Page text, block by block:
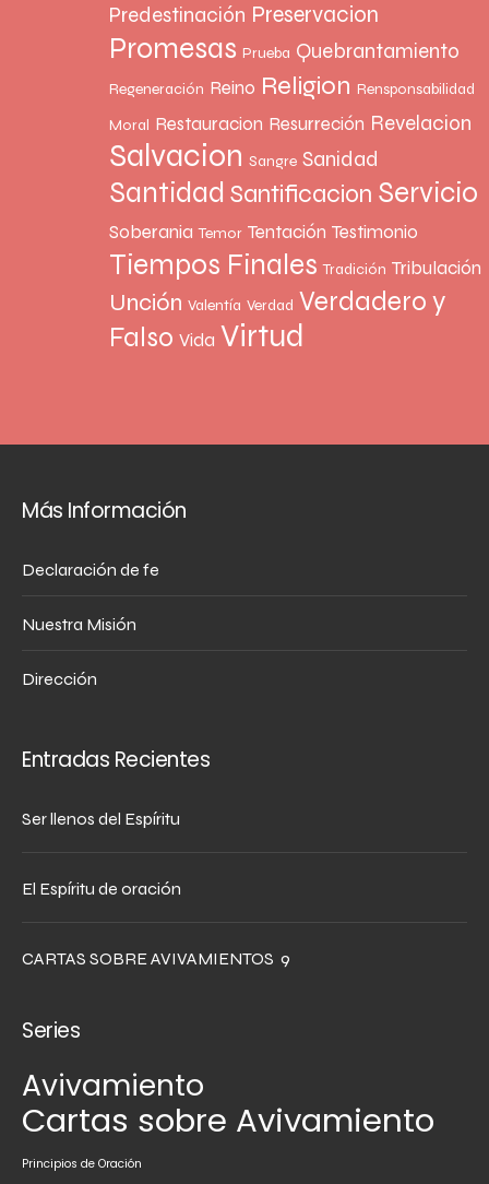
Predestinación Preservacion
Promesas Prueba Quebrantamiento
Regeneración Reino Religion Rensponsabilidad
Moral Restauracion Resurreción Revelacion
Salvacion Sangre Sanidad
Santidad Santificacion Servicio
Soberania Temor Tentación Testimonio
Tiempos Finales Tradición Tribulación
Unción Valentía Verdad Verdadero y
Falso Vida Virtud
Más Información
Declaración de fe
Nuestra Misión
Dirección
Entradas Recientes
Ser llenos del Espíritu
El Espíritu de oración
CARTAS SOBRE AVIVAMIENTOS 9
Series
Avivamiento
Cartas sobre Avivamiento
Principios de Oración